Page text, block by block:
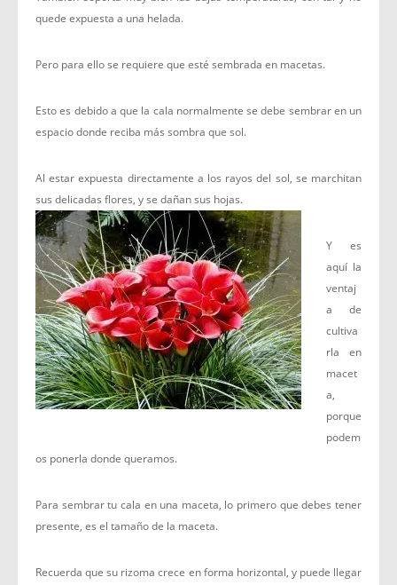
quede expuesta a una helada.
Pero para ello se requiere que esté sembrada en macetas.
Esto es debido a que la cala normalmente se debe sembrar en un
espacio donde reciba más sombra que sol.
Al estar expuesta directamente a los rayos del sol, se marchitan
sus delicadas flores, y se dañan sus hojas.
Y es
aquí la
ventaj
a de
cultiva
rla en
macet
a,
porque
podem
os ponerla donde queramos.
Para sembrar tu cala en una maceta, lo primero que debes tener
presente, es el tamaño de la maceta.
Recuerda que su rizoma crece en forma horizontal, y puede llegar